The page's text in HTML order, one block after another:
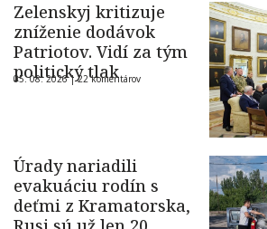
Zelenskyj kritizuje
zníženie dodávok
Patriotov. Vidí za tým
politický tlak
05. 08. 2026 |22 komentárov
Úrady nariadili
evakuáciu rodín s
deťmi z Kramatorska,